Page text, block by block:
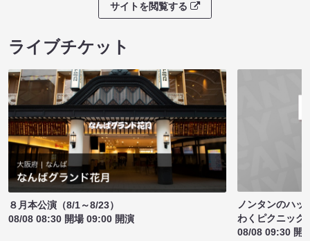
サイトを閲覧する
ライブチケット
８月本公演（8/1～8/23）
08/08 08:30 開場 09:00 開演
ノンタンのハッ
わくピクニック
08/08 09:30 開